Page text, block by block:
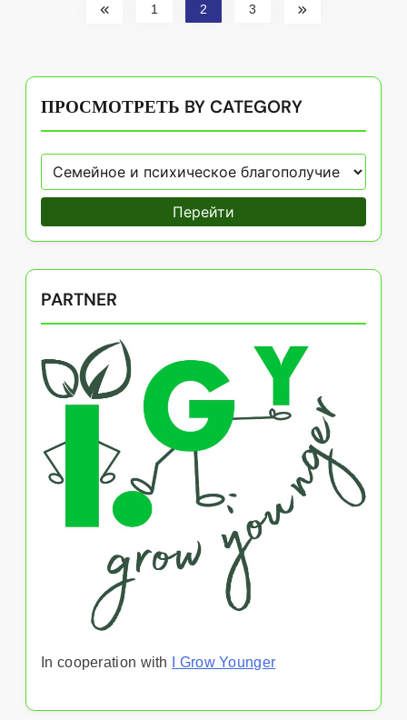
1 2 3
ПРОСМОТРЕТЬ BY CATEGORY
Перейти
PARTNER
In cooperation with I Grow Younger